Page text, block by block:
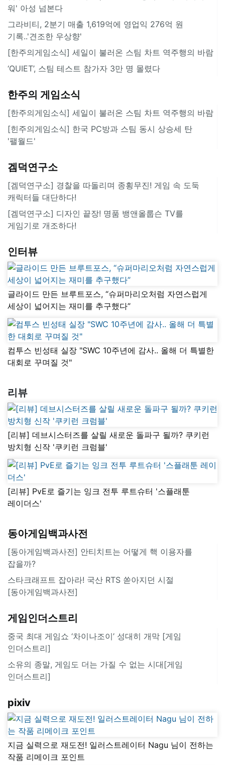
워' 아성 넘본다
그라비티, 2분기 매출 1,619억에 영업익 276억 원
기록..'견조한 우상향'
[한주의게임소식] 세일이 불러온 스팀 차트 역주행의 바람
‘QUIET’, 스팀 테스트 참가자 3만 명 몰렸다
한주의 게임소식
[한주의게임소식] 세일이 불러온 스팀 차트 역주행의 바람
[힌주의게임소식] 한국 PC방과 스팀 동시 상승세 탄
'팰월드'
겜덕연구소
[겜덕연구소] 경찰을 따돌리며 종횡무진! 게임 속 도둑
캐릭터들 대단하다!
[겜덕연구소] 디자인 끝장! 명품 뱅앤올룹슨 TV를
게임기로 개조하다!
인터뷰
글라이드 만든 브루트포스, “슈퍼마리오처럼 자연스럽게
세상이 넓어지는 재미를 추구했다”
컴투스 빈성태 실장 "SWC 10주년에 감사.. 올해 더 특별한
대회로 꾸며질 것"
리뷰
[리뷰] 데브시스터즈를 살릴 새로운 돌파구 될까? 쿠키런
방치형 신작 '쿠키런 크럼블'
[리뷰] PvE로 즐기는 잉크 전투 루트슈터 '스플래툰
레이더스'
동아게임백과사전
[동아게임백과사전] 안티치트는 어떻게 핵 이용자를
잡을까?
스타크래프트 잡아라! 국산 RTS 쏟아지던 시절
[동아게임백과사전]
게임인더스트리
중국 최대 게임쇼 ‘차이나조이’ 성대히 개막 [게임
인더스트리]
소유의 종말, 게임도 더는 가질 수 없는 시대[게임
인더스트리]
pixiv
지금 실력으로 재도전! 일러스트레이터 Nagu 님이 전하는
작품 리메이크 포인트